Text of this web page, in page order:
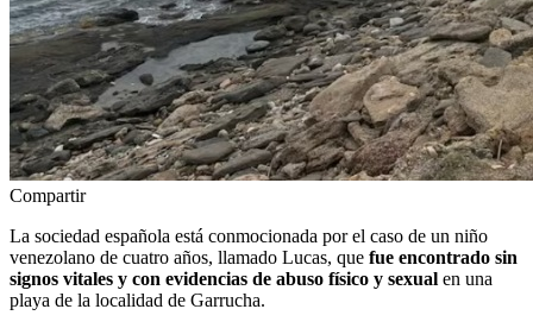
Compartir
La sociedad española está conmocionada por el caso de un niño
venezolano de cuatro años, llamado Lucas, que fue encontrado sin
signos vitales y con evidencias de abuso físico y sexual en una
playa de la localidad de Garrucha.